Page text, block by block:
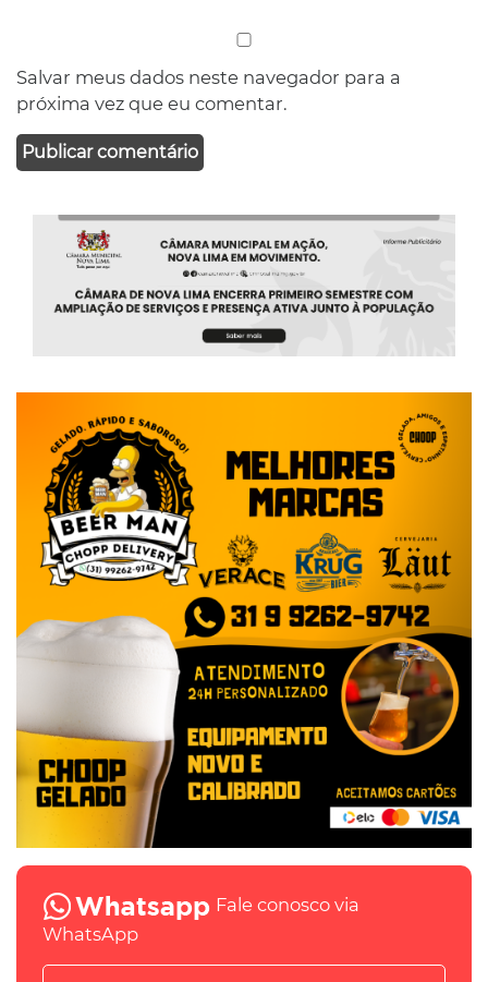
Salvar meus dados neste navegador para a
próxima vez que eu comentar.
Fale conosco via
WhatsApp